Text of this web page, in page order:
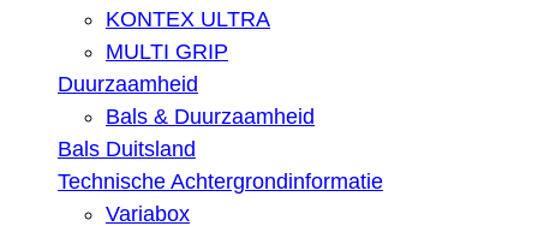
KONTEX ULTRA
MULTI GRIP
Duurzaamheid
Bals & Duurzaamheid
Bals Duitsland
Technische Achtergrondinformatie
Variabox